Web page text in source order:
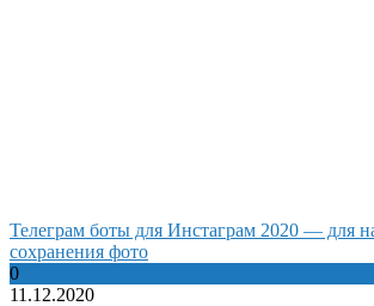
Телеграм боты для Инстаграм 2020 — для
сохранения фото
0
11.12.2020